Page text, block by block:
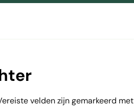
velden zijn gemarkeerd met